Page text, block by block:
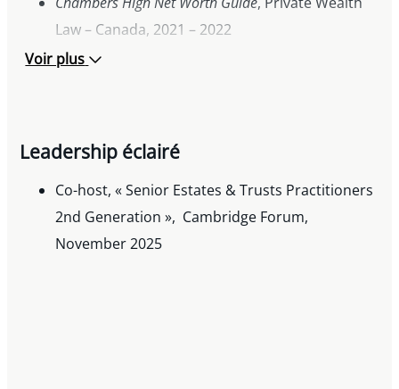
Law – Canada, 2021 – 2022
Rundle Gold Medal, Victoria College (University
Osgoode Society for Canadian Legal History
Prize, awarded for placing in the top 25 overall
in the bar admission exams
Voir plus
Leadership éclairé
Co-host, « Senior Estates & Trusts Practitioners
2nd Generation », Cambridge Forum,
November 2025